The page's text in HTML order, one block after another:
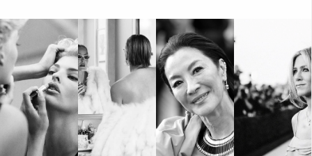
Красота
Цветно
Гурме
Пътувай
Wellness
поверителност
ModerenDom
СЛЕДВАЙТЕ НИ
Facebook Instagram Twitter
Pinterest